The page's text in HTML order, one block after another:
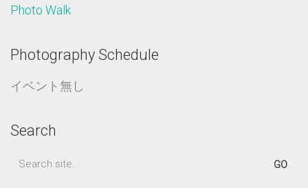
Photo Walk
Photography Schedule
イベント無し
Search
Search